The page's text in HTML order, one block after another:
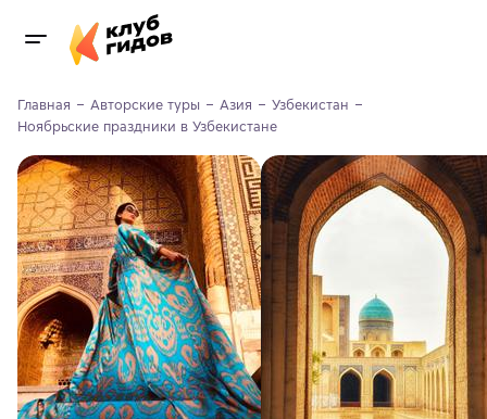
Главная Авторские туры Азия
Узбекистан
Ноябрьские праздники в Узбекистане